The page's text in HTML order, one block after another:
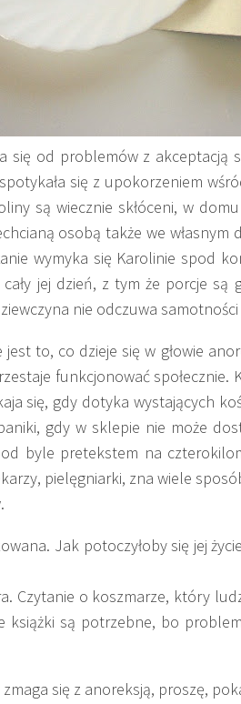
się od problemów z akceptacją
się z upokorzeniem
są wiecznie skłóceni, w
osobą także we
wymyka się Karolinie spod
jej dzień, z tym że porcje
nie odczuwa
to, co dzieje się w głowie
funkcjonować
się, gdy dotyka wystających
gdy w sklepie nie może
byle pretekstem na
pielęgniarki, zna wiele
Jak potoczyłoby się jej
Czytanie o koszmarze, który
książki są potrzebne, bo
się z anoreksją, proszę,